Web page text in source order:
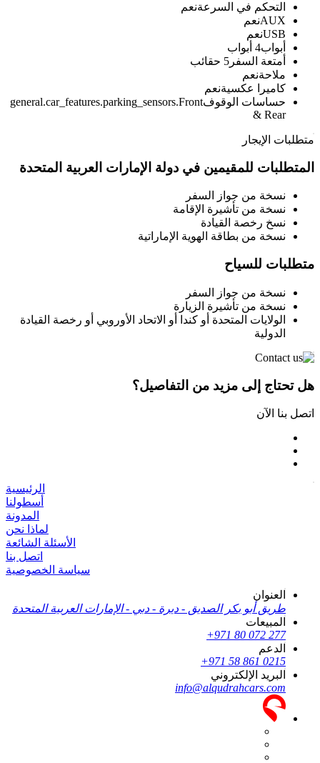
التحكم في السرعةنعم
AUXنعم
USBنعم
أبواب4 أبواب
أمتعة السفر 5 حقائب
ملاحةنعم
كاميرا عكسيةنعم
حساسات الوقوفgeneral.car_features.parking_sensors.Front
& Rear
متطلبات الإيجار
المتطلبات للمقيمين في دولة الإمارات العربية المتحدة
نسخة من جواز السفر
نسخة من تأشيرة الإقامة
نسخ رخصة القيادة
نسخة من بطاقة الهوية الإماراتية
متطلبات للسياح
نسخة من جواز السفر
نسخة من تأشيرة الزيارة
الولايات المتحدة أو كندا أو الاتحاد الأوروبي أو رخصة القيادة
الدولية
هل تحتاج إلى مزيد من التفاصيل؟
اتصل بنا الآن
الرئيسية
أسطولنا
المدونة
لماذا نحن
الأسئلة الشائعة
اتصل بنا
سياسة الخصوصية
العنوان
طريق أبو بكر الصديق - ديرة - دبي - الإمارات العربية المتحدة
المبيعات
+971 80 072 277
الدعم
+971 58 861 0215
البريد الإلكتروني
info@alqudrahcars.com